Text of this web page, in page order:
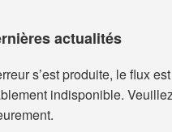
actualités
s’est produite, le flux est
indisponible.